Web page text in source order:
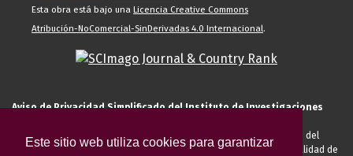
Este sitio web utiliza cookies para garantizar
Esta obra está bajo una Licencia Creative Commons
Atribución-NoComercial-SinDerivadas 4.0 Internacional.
Aviso de Privacidad Simplificado del Instituto de Investigaciones
El Instituto de Investigaciones Estéticas de la UNAM, es responsable del
tratamiento de sus datos personales para el registro de usted en calidad de